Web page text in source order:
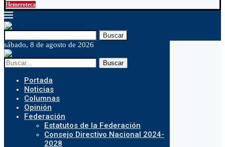
Hemeroteca
Buscar
sábado, 8 de agosto de 2026
Buscar
Portada
Noticias
Columnas
Opinión
Federación
Estatutos de la Federación
Consejo Directivo Nacional 2024-
2028